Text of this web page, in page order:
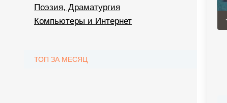
Поэзия, Драматургия
Компьютеры и Интернет
ТОП ЗА МЕСЯЦ